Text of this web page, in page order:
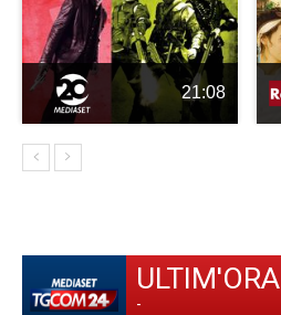
21:08
ULTIM'ORA
-